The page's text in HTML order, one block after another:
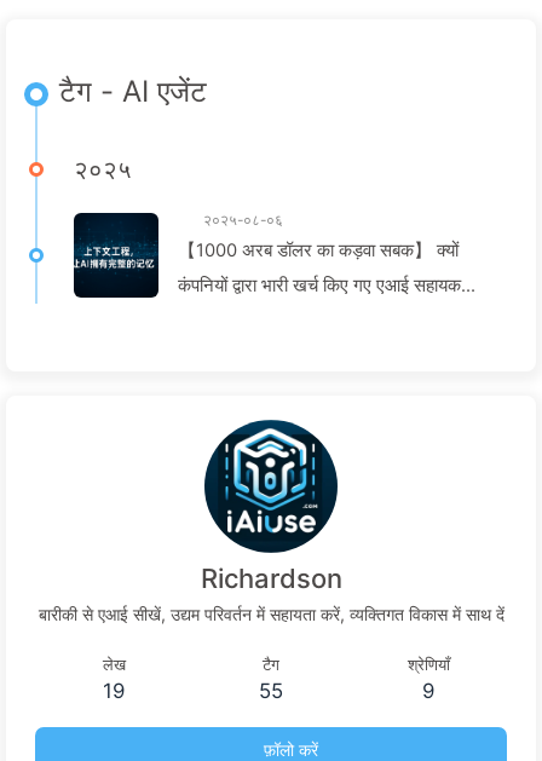
टैग - AI एजेंट
२०२५
२०२५-०८-०६
【1000 अरब डॉलर का कड़वा सबक】 क्यों
कंपनियों द्वारा भारी खर्च किए गए एआई सहायक
Richardson
बारीकी से एआई सीखें, उद्यम परिवर्तन में सहायता करें, व्यक्तिगत विकास में साथ दें
लेख
19
टैग
55
श्रेणियाँ
9
फ़ॉलो करें